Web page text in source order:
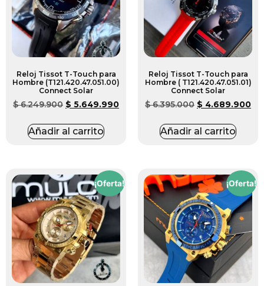
Reloj Tissot T-Touch para
Hombre (T121.420.47.051.00)
Connect Solar
$6.249.900 $ 5.649.990
Añadir al carrito
Reloj Tissot T-Touch para
Hombre ( T121.420.47.051.01)
Connect Solar
$6.395.000 $ 4.689.900
Añadir al carrito
¡Oferta! ¡Oferta!